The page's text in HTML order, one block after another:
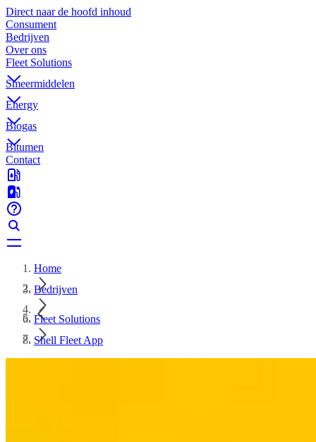
Direct naar de hoofd inhoud
Consument
Bedrijven
Over ons
Fleet Solutions
Smeermiddelen
Energy
Biogas
Bitumen
Contact
Home
Bedrijven
Fleet Solutions
Shell Fleet App